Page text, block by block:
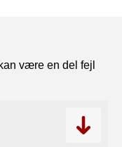
være en del fejl